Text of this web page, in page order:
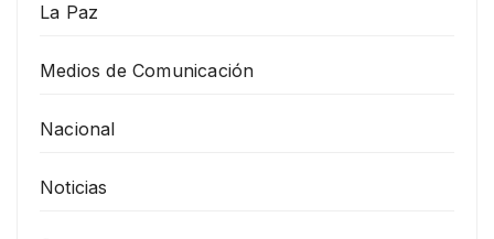
La Paz
Medios de Comunicación
Nacional
Noticias